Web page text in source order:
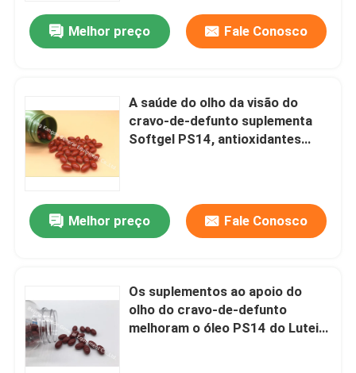
Melhor preço Fale Conosco
A saúde do olho da visão do
cravo-de-defunto suplementa
Softgel PS14, antioxidantes
Melhor preço Fale Conosco
Os suplementos ao apoio do
olho do cravo-de-defunto
melhoram o óleo PS14 do Lutein